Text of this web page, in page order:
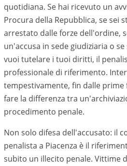
quotidiana. Se hai ricevuto un
Procura della Repubblica, se sei
arrestato dalle forze dell'ordine,
un'accusa in sede giudiziaria o
vuoi tutelare i tuoi diritti, il
professionale di riferimento.
tempestivamente, fin dalle prime
fare la differenza tra
procedimento penale.
Non solo difesa dell'accusato: il
penalista a Piacenza è il
subito un illecito penale. Vittime